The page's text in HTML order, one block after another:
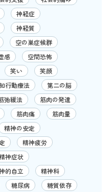
神経症
神経質
空の巣症候群
感
空間恐怖
笑い
笑顔
行動療法
第二の脳
弛緩法
筋肉の発達
筋肉痛
筋肉量
精神の安定
精神疲労
神症状
的自立
精神科
糖尿病 糖質依存